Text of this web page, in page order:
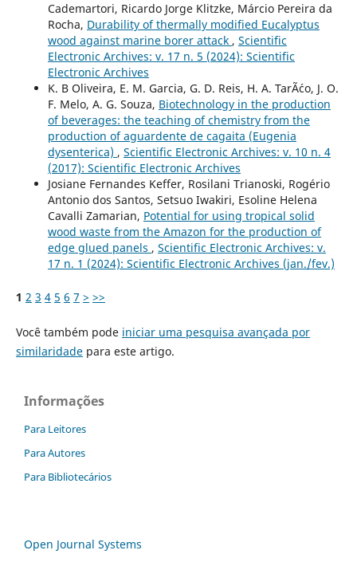
Cademartori, Ricardo Jorge Klitzke, Márcio Pereira da
Rocha, Durability of thermally modified Eucalyptus
wood against marine borer attack , Scientific
Electronic Archives: v. 17 n. 5 (2024): Scientific
Electronic Archives
K. B Oliveira, E. M. Garcia, G. D. Reis, H. A. TarÃ´co, J. O.
F. Melo, A. G. Souza, Biotechnology in the production
of beverages: the teaching of chemistry from the
production of aguardente de cagaita (Eugenia
dysenterica) , Scientific Electronic Archives: v. 10 n. 4
(2017): Scientific Electronic Archives
Josiane Fernandes Keffer, Rosilani Trianoski, Rogério
Antonio dos Santos, Setsuo Iwakiri, Esoline Helena
Cavalli Zamarian, Potential for using tropical solid
wood waste from the Amazon for the production of
edge glued panels , Scientific Electronic Archives: v.
17 n. 1 (2024): Scientific Electronic Archives (jan./fev.)
1 2 3 4 5 6 7 > >>
Você também pode iniciar uma pesquisa avançada por
similaridadepara este artigo.
Informações
Para Leitores
Para Autores
Para Bibliotecários
Open Journal Systems